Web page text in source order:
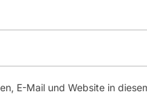
E-Mail und Website in